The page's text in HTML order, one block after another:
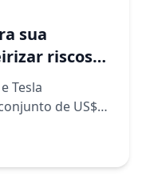
sua
riscos
Tesla
de US$
parecer